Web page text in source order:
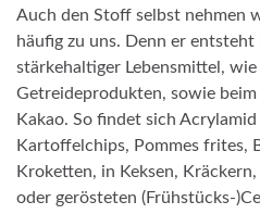
Auch den Stoff selbst nehmen
häufig zu uns. Denn er
stärkehaltiger Lebensmittel,
Getreideprodukten, sowie
Kakao. So findet sich
Kartoffelchips, Pommes frites,
Kroketten, in Keksen,
oder gerösteten (Frühstücks-